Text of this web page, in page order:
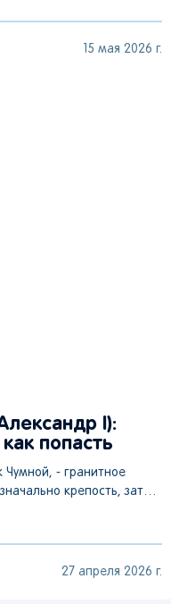
15 мая 2026 г.
I):
попасть
Чумной, - гранитное
крепость, затем
В статье —
посещении.27 апреля 2026 г.